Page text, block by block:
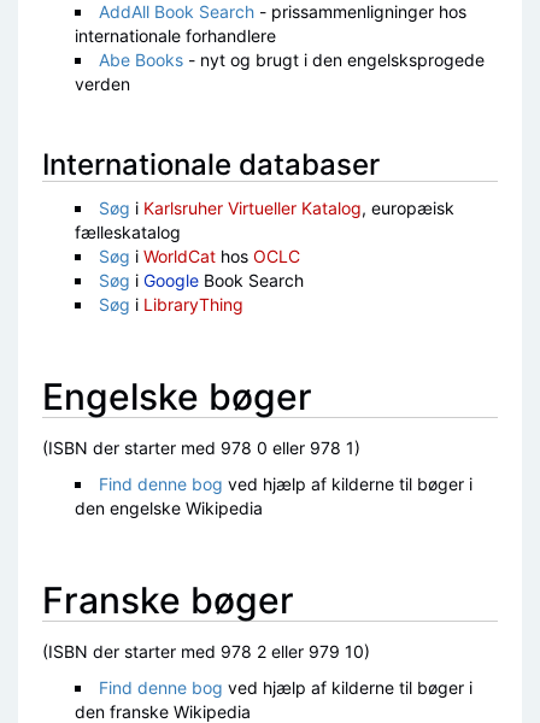
AddAll Book Search- prissammenligninger hos
internationale forhandlere
Abe Books- nyt og brugt i den engelsksprogede
verden
Internationale databaser
Søg i Karlsruher Virtueller Katalog, europæisk
fælleskatalog
Søg i WorldCathos OCLC
Søg i GoogleBook Search
Søg i LibraryThing
Engelske bøger
(ISBN der starter med 978 0 eller 978 1)
Find denne bog ved hjælp af kilderne til bøger i
den engelske Wikipedia
Franske bøger
(ISBN der starter med 978 2 eller 979 10)
Find denne bog ved hjælp af kilderne til bøger i
den franske Wikipedia